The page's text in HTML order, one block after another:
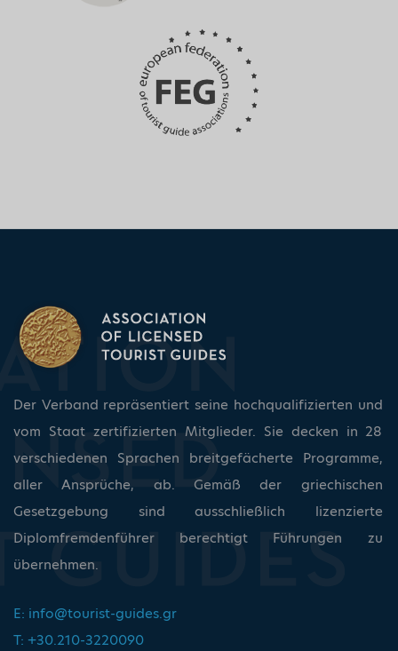
Der Verband repräsentiert seine hochqualifizierten und
vom Staat zertifizierten Mitglieder. Sie decken in 28
verschiedenen Sprachen breitgefächerte Programme,
aller Ansprüche, ab. Gemäß der griechischen
Gesetzgebung sind ausschließlich lizenzierte
Diplomfremdenführer berechtigt Führungen zu
übernehmen.
E: info@tourist-guides.gr
T: +30.210-3220090